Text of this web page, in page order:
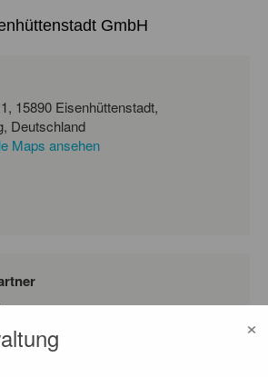
GmbH
Brandenburg, Deutschland
Maps ansehen
×